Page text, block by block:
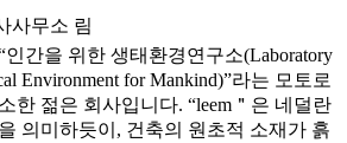
사무소 림
인간을 위한 생태환경연구소(Laboratory
Environment for Mankind)”라는 모토로
한 젊은 회사입니다. “leem＂은 네덜란
의미하듯이, 건축의 원초적 소재가 흙